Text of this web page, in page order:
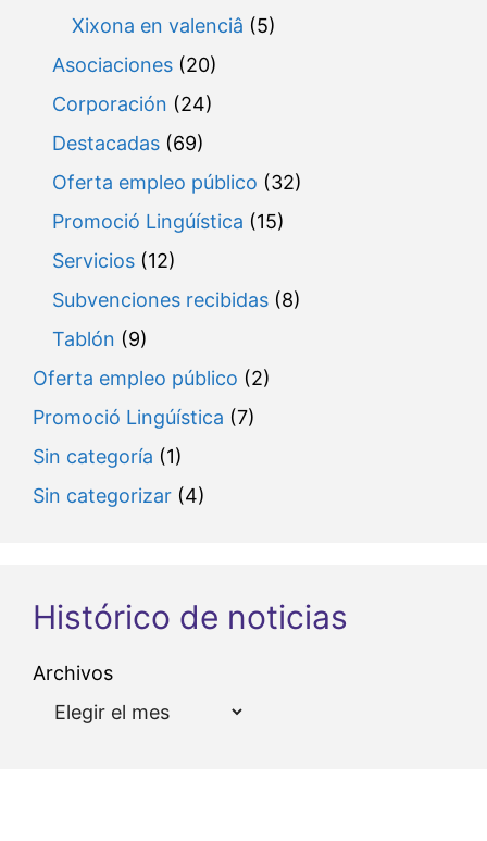
Xixona en valenciâ (5)
Asociaciones (20)
Corporación (24)
Destacadas (69)
Oferta empleo público (32)
Promoció Lingúística (15)
Servicios (12)
Subvenciones recibidas (8)
Tablón (9)
Oferta empleo público (2)
Promoció Lingúística (7)
Sin categoría (1)
Sin categorizar (4)
Histórico de noticias
Archivos